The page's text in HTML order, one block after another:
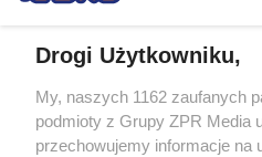
Drogi Użytkowniku,
My, naszych 1162 zaufanych
podmioty z Grupy ZPR Media
przechowujemy informacje na